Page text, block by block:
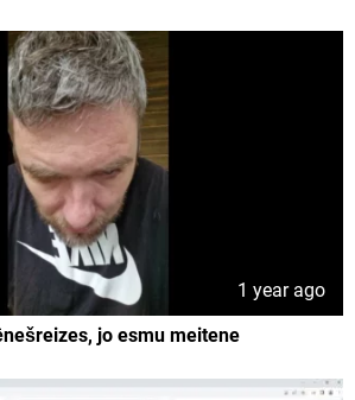
1 year ago
jo esmu meitene